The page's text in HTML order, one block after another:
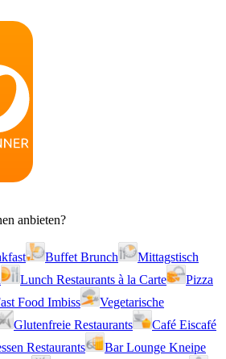
anbieten?
Buffet Brunch
Mittagstisch
Lunch Restaurants à la Carte
Pizza
Food Imbiss
Vegetarische
Glutenfreie Restaurants
Café Eiscafé
Restaurants
Bar Lounge Kneipe